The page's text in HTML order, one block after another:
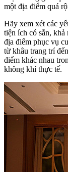
một địa điểm quá
Hãy xem xét các
tiện ích có sẵn,
địa điểm phục vụ
từ khâu trang trí
điểm khác nhau
không khí thực tế.